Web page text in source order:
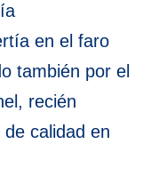
en el faro
también por el
recién
calidad en